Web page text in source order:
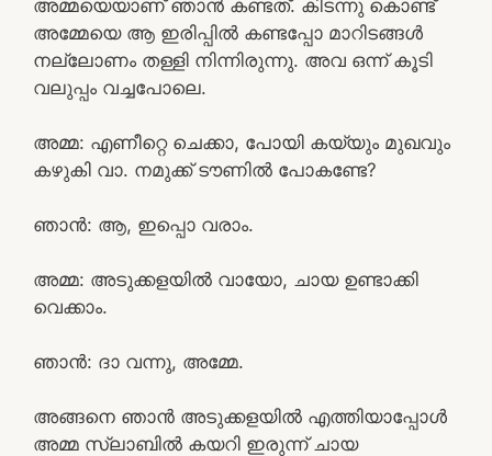
അമ്മയെയാണ് ഞാൻ കണ്ടത്. കിടന്നു കൊണ്ട്
അമ്മേയെ ആ ഇരിപ്പിൽ കണ്ടപ്പോ മാറിടങ്ങൾ
നല്ലോണം തള്ളി നിന്നിരുന്നു. അവ ഒന്ന് കൂടി
വലുപ്പം വച്ചപോലെ.
അമ്മ: എണീറ്റെ ചെക്കാ, പോയി കയ്യും മുഖവും
കഴുകി വാ. നമുക്ക് ടൗണിൽ പോകണ്ടേ?
ഞാൻ: ആ, ഇപ്പൊ വരാം.
അമ്മ: അടുക്കളയിൽ വായോ, ചായ ഉണ്ടാക്കി
വെക്കാം.
ഞാൻ: ദാ വന്നു, അമ്മേ.
അങ്ങനെ ഞാൻ അടുക്കളയിൽ എത്തിയാപ്പോൾ
അമ്മ സ്ലാബിൽ കയറി ഇരുന്ന് ചായ